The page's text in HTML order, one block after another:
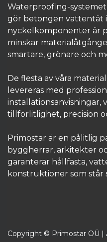
Waterproofing-
gör betongen vattentät
nyckelkomponenter är
minskar
smartare, grönare och
De flesta av våra
levereras med
installationsanvisningar,
tillförlitlighet, precision
Primostar är en pålitlig
byggherrar, arkitekter
garanterar hållfasta,
konstruktioner som står
Copyright © Primostar OÜ |